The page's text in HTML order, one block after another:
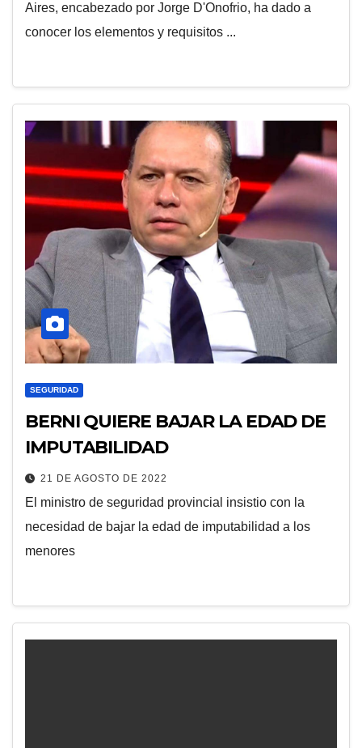
Aires, encabezado por Jorge D'Onofrio, ha dado a
conocer los elementos y requisitos ...
SEGURIDAD
BERNI QUIERE BAJAR LA EDAD DE
IMPUTABILIDAD
21 DE AGOSTO DE 2022
El ministro de seguridad provincial insistio con la
necesidad de bajar la edad de imputabilidad a los
menores